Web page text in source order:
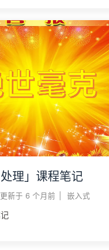
理」课程笔记
更新于 6 个月前 嵌入式